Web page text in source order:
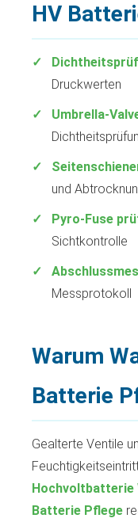
HV
Druckwerten
Umbrella-
und
Pyro-Fuse
Sichtkontrolle
Messprotokoll
Warum
Batterie
Gealterte Ventile
Hochvoltbatterie
Batterie Pflege